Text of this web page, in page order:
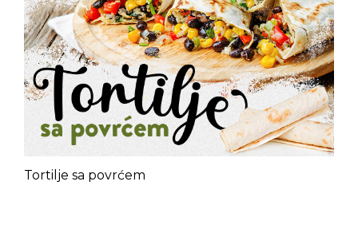
Tortilje sa povrćem